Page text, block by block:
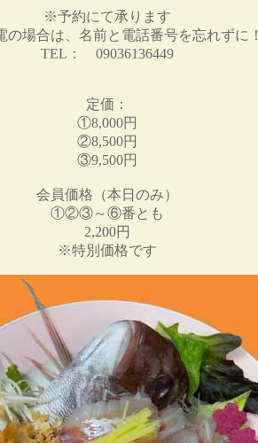
※予約にて承ります
場合は、名前と電話番号を忘れずに！
TEL： 09036136449
定価：
①8,000円
②8,500円
③9,500円
会員価格（本日のみ）
①②③～⑥番とも
2,200円
※特別価格です